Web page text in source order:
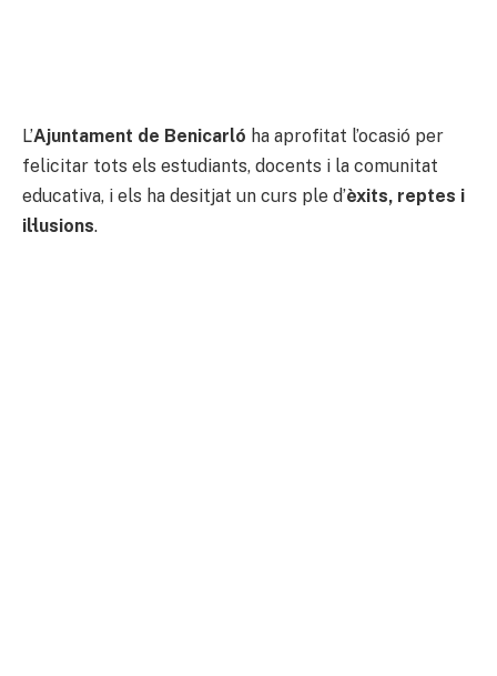
L’Ajuntament de Benicarló ha aprofitat l’ocasió per
felicitar tots els estudiants, docents i la comunitat
educativa, i els ha desitjat un curs ple d’èxits, reptes i
il·lusions.